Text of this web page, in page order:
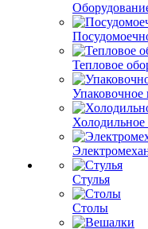
Тепловое
Упаковочное
Холодильное
Стулья
Столы